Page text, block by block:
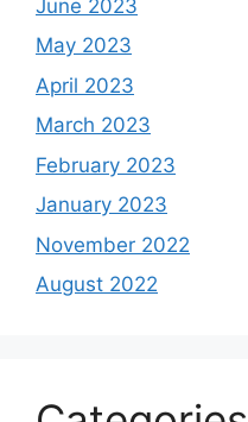
June 2023
May 2023
April 2023
March 2023
February 2023
January 2023
November 2022
August 2022